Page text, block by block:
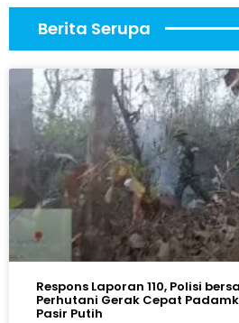
Berita Serupa
Respons Laporan 110, Polisi
Perhutani Gerak Cepat
Pasir Putih